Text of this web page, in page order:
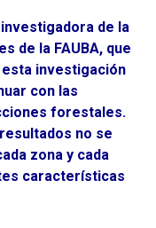
de la
de la FAUBA, que
investigación
con las
forestales.
no se
zona y cada
características